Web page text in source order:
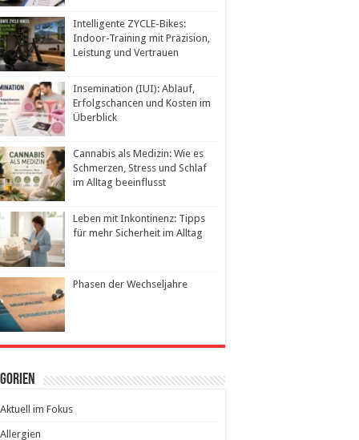
Intelligente ZYCLE-Bikes:
Indoor-Training mit Präzision,
Leistung und Vertrauen
Insemination (IUI): Ablauf,
Erfolgschancen und Kosten im
Überblick
Cannabis als Medizin: Wie es
Schmerzen, Stress und Schlaf
im Alltag beeinflusst
Leben mit Inkontinenz: Tipps
für mehr Sicherheit im Alltag
Phasen der Wechseljahre
Aktuell im Fokus
Allergien